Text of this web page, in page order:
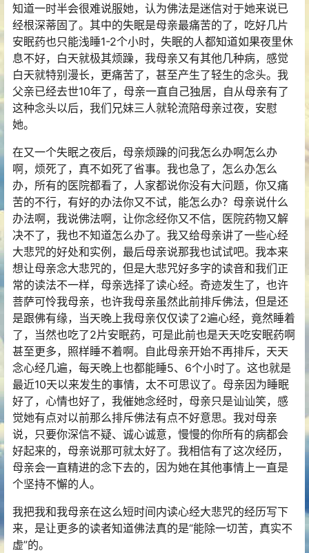
知道一时半会很难说服她，认为佛法是迷信对于她来说已
经根深蒂固了。其中的失眠是母亲最痛苦的了，吃好几片
安眠药也只能浅睡1-2个小时，失眠的人都知道如果夜里休
息不好，白天就极其烦躁，我母亲又有其他几种病，感觉
白天就特别漫长，更痛苦了，甚至产生了轻生的念头。我
父亲已经去世10年了，母亲一直自己独居，自从母亲有了
这种念头以后，我们兄妹三人就轮流陪母亲过夜，安慰
她。
在又一个失眠之夜后，母亲烦躁的问我怎么办啊怎么办
啊，烦死了，真不如死了省事。我也急了，怎么办怎么
办，所有的医院都看了，人家都说你没有大问题，你又痛
苦的不行，有好的办法你又不试，能怎么办？母亲说什么
办法啊，我说佛法啊，让你念经你又不信，医院药物又解
决不了，我也不知道怎么办了。我又给母亲讲了一些心经
大悲咒的好处和实例，最后母亲说那我也试试吧。我本来
想让母亲念大悲咒的，但是大悲咒好多字的读音和我们正
常的读法不一样，母亲选择了读心经。奇迹发生了，也许
菩萨可怜我母亲，也许我母亲虽然此前排斥佛法，但是还
是跟佛有缘，当天晚上我母亲仅仅读了2遍心经，竟然睡着
了，当然也吃了2片安眠药，可是此前也是天天吃安眠药啊
甚至更多，照样睡不着啊。自此母亲开始不再排斥，天天
念心经几遍，每天晚上也都能睡5、6个小时了。这也就是
最近10天以来发生的事情，太不可思议了。母亲因为睡眠
好了，心情也好了，我催她念经时，母亲只是讪讪笑，感
觉她有点对以前那么排斥佛法有点不好意思。我对母亲
说，只要你深信不疑、诚心诚意，慢慢的你所有的病都会
好起来的，母亲说那可就太好了。我相信有了这次经历，
母亲会一直精进的念下去的，因为她在其他事情上一直是
个坚持不懈的人。
我把我和我母亲在这么短时间内读心经大悲咒的经历写下
来，是让更多的读者知道佛法真的是“能除一切苦，真实不
虚”的。